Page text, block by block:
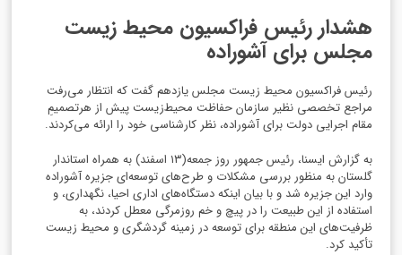
هشدار رئیس فراکسیون محیط زیست
مجلس برای آشوراده
رئیس فراکسیون محیط زیست مجلس یازدهم گفت که انتظار می‌رفت
مراجع تخصصی نظیر سازمان حفاظت محیط‌زیست پیش از هرتصمیمِ
مقام اجرایی دولت برای آشوراده، نظر کارشناسی خود را ارائه می‌کردند.
به گزارش ایسنا، رئیس جمهور روز جمعه(۱۳ اسفند) به همراه استاندار
گلستان به منظور بررسی مشکلات و طرح‌های توسعه‌ای جزیره آشوراده
وارد این جزیره شد و با بیان اینکه دستگاه‌های اداری احیا، نگهداری، و
استفاده از این طبیعت را در پیچ و خم روزمرگی معطل کردند، به
ظرفیت‌های این منطقه برای توسعه در زمینه گردشگری و محیط زیست
تأکید کرد.